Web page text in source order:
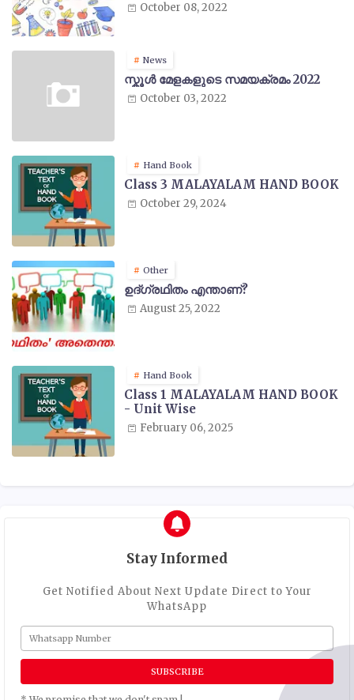
October 08, 2022
News
സ്കൂൾ മേളകളുടെ സമയക്രമം 2022
October 03, 2022
Hand Book
Class 3 MALAYALAM HAND BOOK
October 29, 2024
Other
ഉദ്ഗ്രഥിതം എന്താണ്?
August 25, 2022
Hand Book
Class 1 MALAYALAM HAND BOOK
- Unit Wise
February 06, 2025
Stay Informed
Get Notified About Next Update Direct to Your
WhatsApp